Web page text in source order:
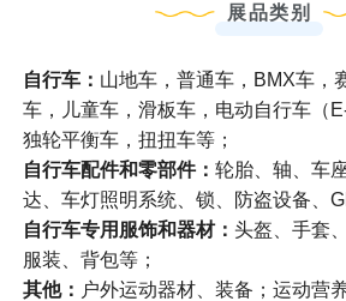
展品类别
自行车： 山地车，普通车，BMX车，
车，儿童车，滑板车，电动自行车（
独轮平衡车，扭扭车等；
自行车配件和零部件： 轮胎、轴、车
达、车灯照明系统、锁、防盗设备、
自行车专用服饰和器材： 头盔、手套
服装、背包等；
其他： 户外运动器材、装备；运动营